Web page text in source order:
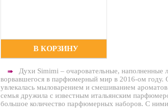
В КОРЗИНУ
➠
Духи Simimi – очаровательные, наполненные
ворвавшегося в парфюмерный мир в 2016-ом году.
увлекалась мыловарением и смешиванием
семья дружила с известным итальянским
большое количество парфюмерных наборов. С